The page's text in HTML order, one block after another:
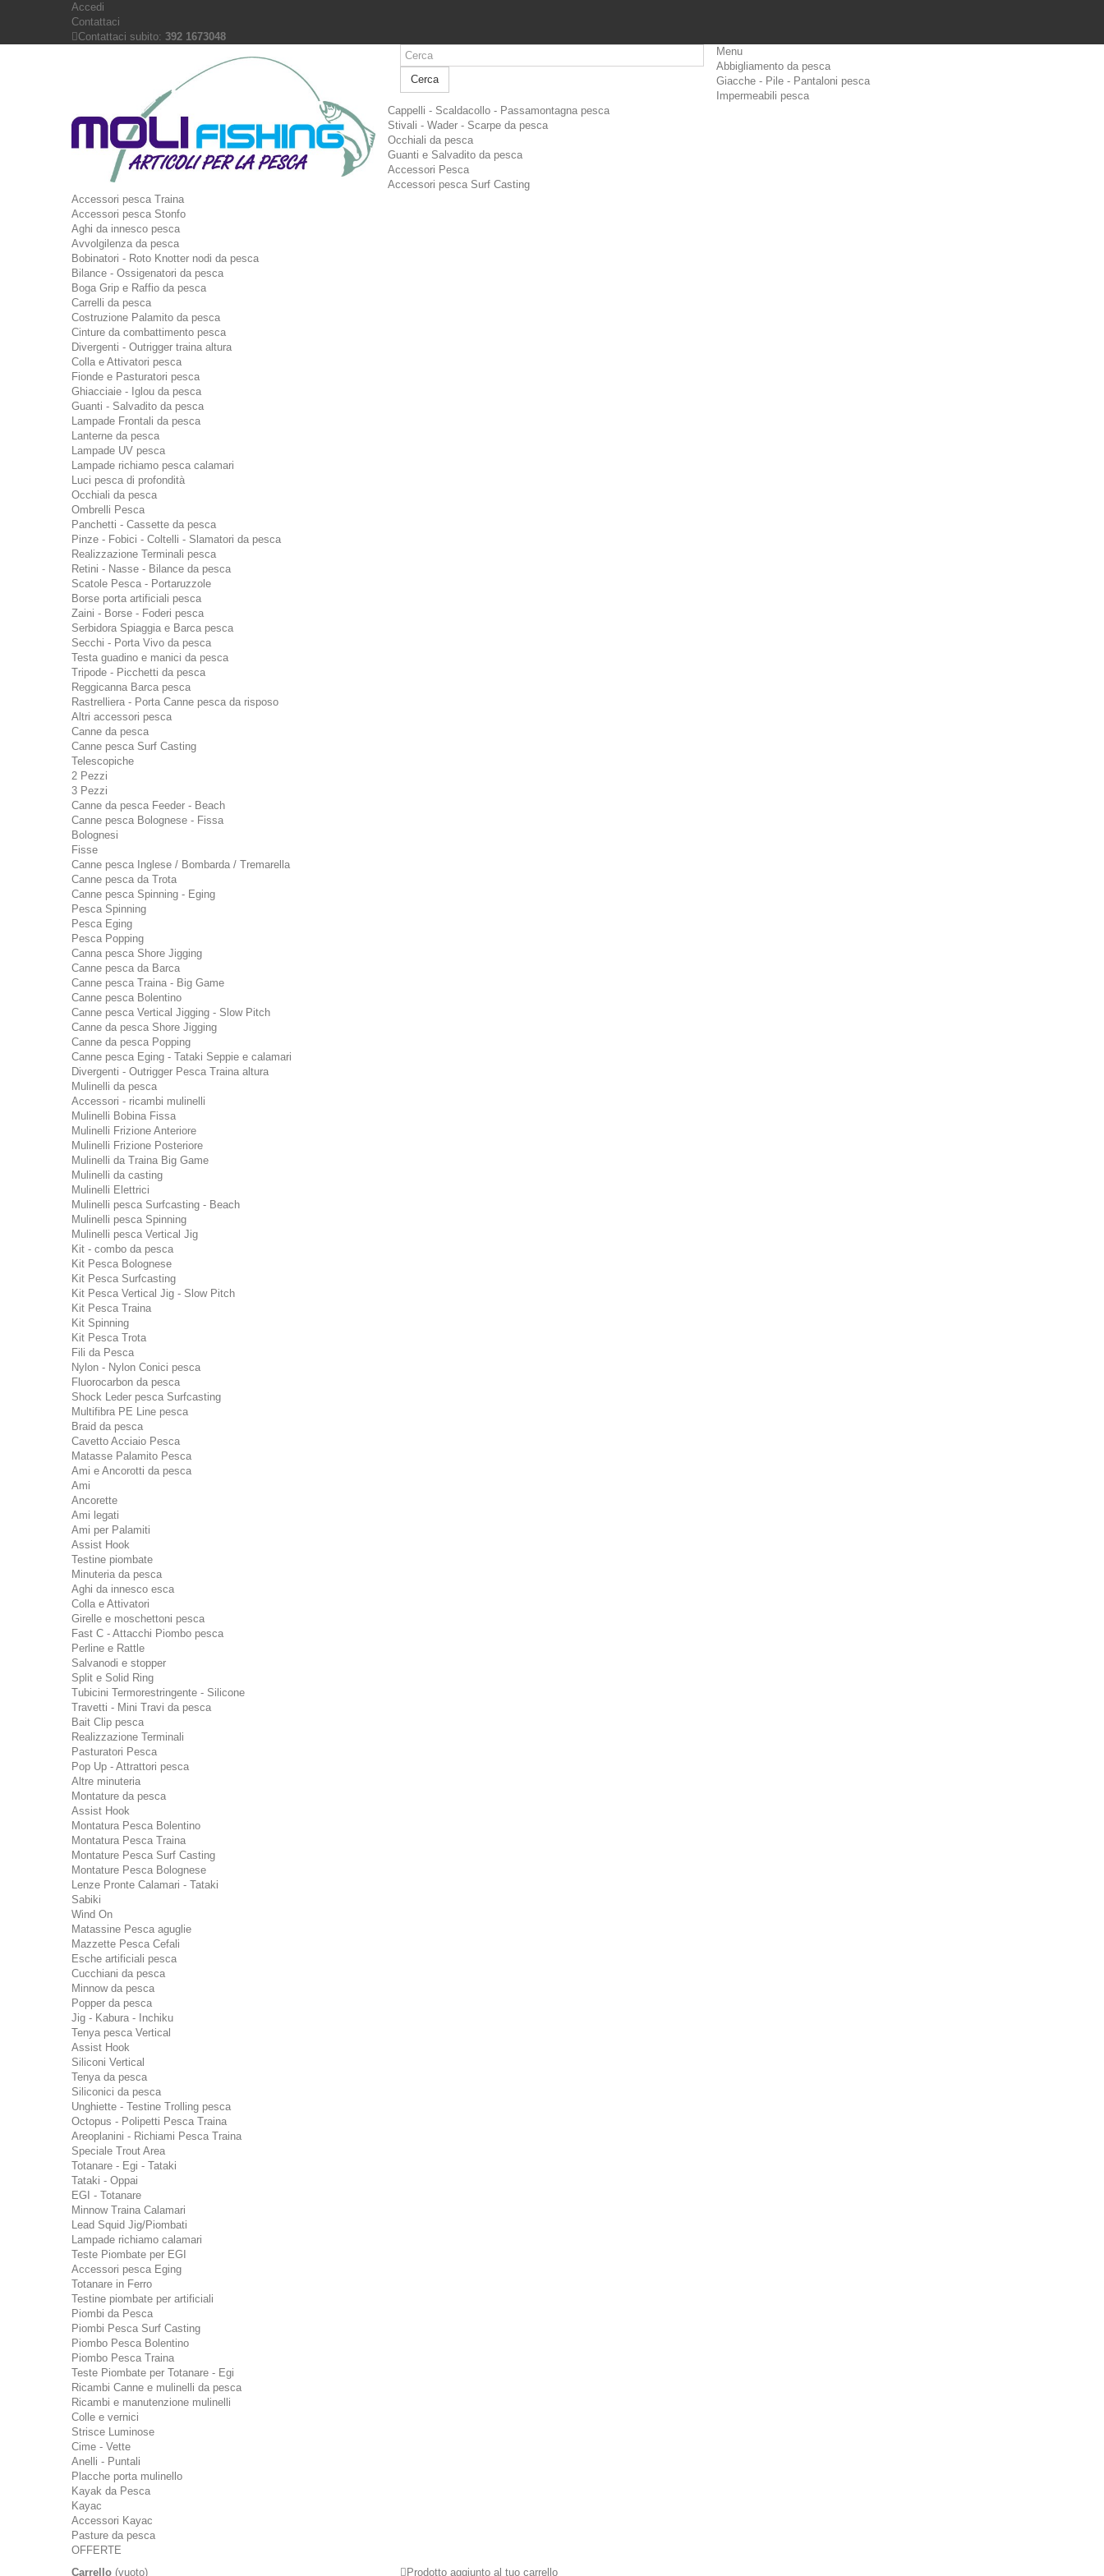
Accedi
Contattaci
Contattaci subito: 392 1673048
Cerca
Menu
Abbigliamento da pesca
Giacche - Pile - Pantaloni pesca
Impermeabili pesca
Cappelli - Scaldacollo - Passamontagna pesca
Stivali - Wader - Scarpe da pesca
Occhiali da pesca
Guanti e Salvadito da pesca
Accessori Pesca
Accessori pesca Surf Casting
Accessori pesca Traina
Accessori pesca Stonfo
Aghi da innesco pesca
Avvolgilenza da pesca
Bobinatori - Roto Knotter nodi da pesca
Bilance - Ossigenatori da pesca
Boga Grip e Raffio da pesca
Carrelli da pesca
Costruzione Palamito da pesca
Cinture da combattimento pesca
Divergenti - Outrigger traina altura
Colla e Attivatori pesca
Fionde e Pasturatori pesca
Ghiacciaie - Iglou da pesca
Guanti - Salvadito da pesca
Lampade Frontali da pesca
Lanterne da pesca
Lampade UV pesca
Lampade richiamo pesca calamari
Luci pesca di profondità
Occhiali da pesca
Ombrelli Pesca
Panchetti - Cassette da pesca
Pinze - Fobici - Coltelli - Slamatori da pesca
Realizzazione Terminali pesca
Retini - Nasse - Bilance da pesca
Scatole Pesca - Portaruzzole
Borse porta artificiali pesca
Zaini - Borse - Foderi pesca
Serbidora Spiaggia e Barca pesca
Secchi - Porta Vivo da pesca
Testa guadino e manici da pesca
Tripode - Picchetti da pesca
Reggicanna Barca pesca
Rastrelliera - Porta Canne pesca da risposo
Altri accessori pesca
Canne da pesca
Canne pesca Surf Casting
Telescopiche
2 Pezzi
3 Pezzi
Canne da pesca Feeder - Beach
Canne pesca Bolognese - Fissa
Bolognesi
Fisse
Canne pesca Inglese / Bombarda / Tremarella
Canne pesca da Trota
Canne pesca Spinning - Eging
Pesca Spinning
Pesca Eging
Pesca Popping
Canna pesca Shore Jigging
Canne pesca da Barca
Canne pesca Traina - Big Game
Canne pesca Bolentino
Canne pesca Vertical Jigging - Slow Pitch
Canne da pesca Shore Jigging
Canne da pesca Popping
Canne pesca Eging - Tataki Seppie e calamari
Divergenti - Outrigger Pesca Traina altura
Mulinelli da pesca
Accessori - ricambi mulinelli
Mulinelli Bobina Fissa
Mulinelli Frizione Anteriore
Mulinelli Frizione Posteriore
Mulinelli da Traina Big Game
Mulinelli da casting
Mulinelli Elettrici
Mulinelli pesca Surfcasting - Beach
Mulinelli pesca Spinning
Mulinelli pesca Vertical Jig
Kit - combo da pesca
Kit Pesca Bolognese
Kit Pesca Surfcasting
Kit Pesca Vertical Jig - Slow Pitch
Kit Pesca Traina
Kit Spinning
Kit Pesca Trota
Fili da Pesca
Nylon - Nylon Conici pesca
Fluorocarbon da pesca
Shock Leder pesca Surfcasting
Multifibra PE Line pesca
Braid da pesca
Cavetto Acciaio Pesca
Matasse Palamito Pesca
Ami e Ancorotti da pesca
Ami
Ancorette
Ami legati
Ami per Palamiti
Assist Hook
Testine piombate
Minuteria da pesca
Aghi da innesco esca
Colla e Attivatori
Girelle e moschettoni pesca
Fast C - Attacchi Piombo pesca
Perline e Rattle
Salvanodi e stopper
Split e Solid Ring
Tubicini Termorestringente - Silicone
Travetti - Mini Travi da pesca
Bait Clip pesca
Realizzazione Terminali
Pasturatori Pesca
Pop Up - Attrattori pesca
Altre minuteria
Montature da pesca
Assist Hook
Montatura Pesca Bolentino
Montatura Pesca Traina
Montature Pesca Surf Casting
Montature Pesca Bolognese
Lenze Pronte Calamari - Tataki
Sabiki
Wind On
Matassine Pesca aguglie
Mazzette Pesca Cefali
Esche artificiali pesca
Cucchiani da pesca
Minnow da pesca
Popper da pesca
Jig - Kabura - Inchiku
Tenya pesca Vertical
Assist Hook
Siliconi Vertical
Tenya da pesca
Siliconici da pesca
Unghiette - Testine Trolling pesca
Octopus - Polipetti Pesca Traina
Areoplanini - Richiami Pesca Traina
Speciale Trout Area
Totanare - Egi - Tataki
Tataki - Oppai
EGI - Totanare
Minnow Traina Calamari
Lead Squid Jig/Piombati
Lampade richiamo calamari
Teste Piombate per EGI
Accessori pesca Eging
Totanare in Ferro
Testine piombate per artificiali
Piombi da Pesca
Piombi Pesca Surf Casting
Piombo Pesca Bolentino
Piombo Pesca Traina
Teste Piombate per Totanare - Egi
Ricambi Canne e mulinelli da pesca
Ricambi e manutenzione mulinelli
Colle e vernici
Strisce Luminose
Cime - Vette
Anelli - Puntali
Placche porta mulinello
Kayak da Pesca
Kayac
Accessori Kayac
Pasture da pesca
OFFERTE
Carrello (vuoto) Prodotto aggiunto al tuo carrello